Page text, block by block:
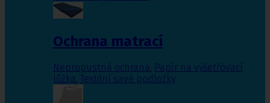
Ochrana matrací
Nepropustná ochrana, Papír na vyšetřovací
lůžka, Textilní savé podložky